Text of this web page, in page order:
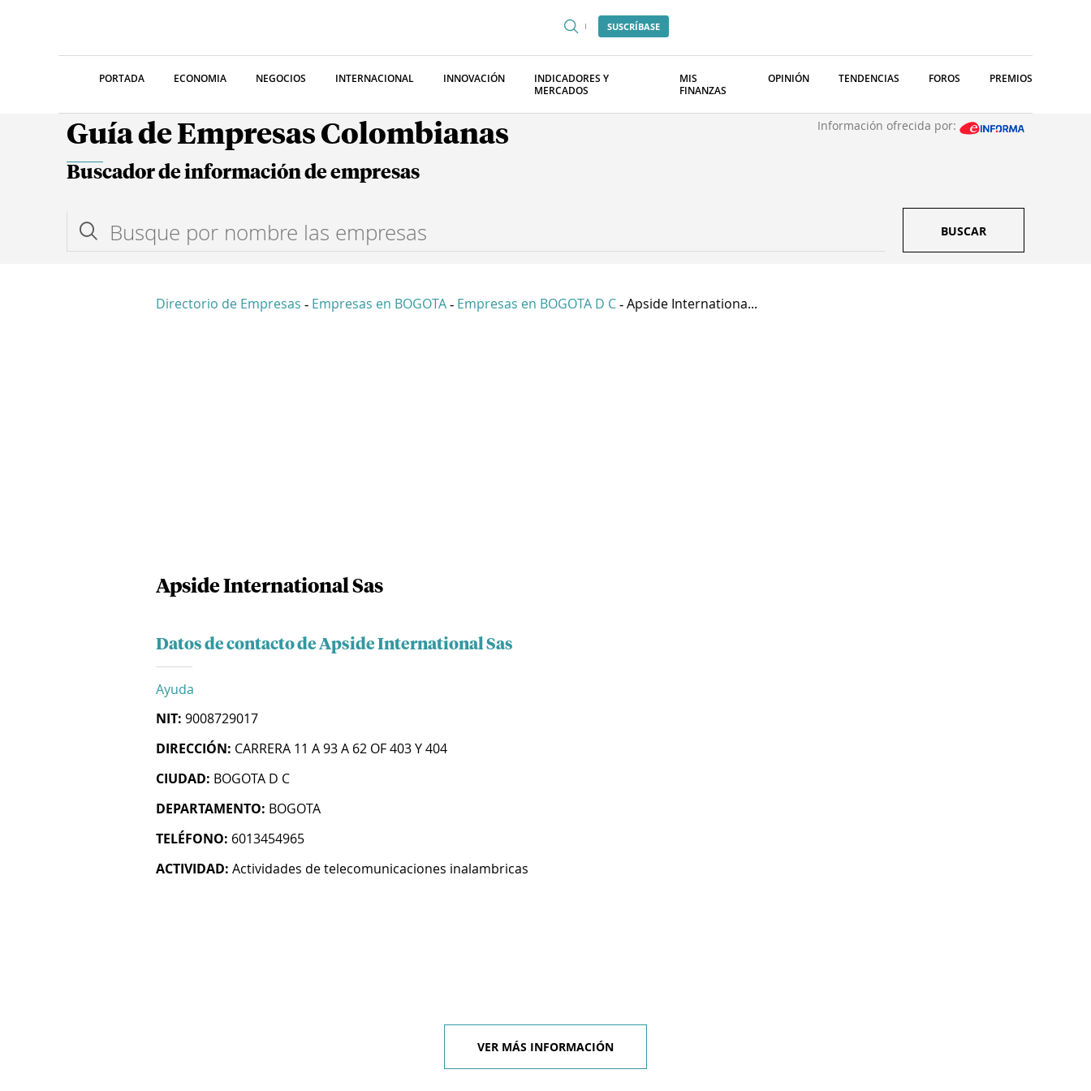
SUSCRÍBASE
PORTADA ECONOMIA NEGOCIOS INTERNACIONAL INNOVACIÓN
INDICADORES Y
MERCADOS
MIS
FINANZAS
OPINIÓN TENDENCIAS FOROS PREMIOS
Guía de Empresas Colombianas Información ofrecida por:
Buscador de información de empresas
BUSCAR
Directorio de Empresas - Empresas en BOGOTA - Empresas en BOGOTA D C - Apside Internationa...
Apside International Sas
Datos de contacto de Apside International Sas
Ayuda
NIT: 9008729017
DIRECCIÓN: CARRERA 11 A 93 A 62 OF 403 Y 404
CIUDAD: BOGOTA D C
DEPARTAMENTO: BOGOTA
TELÉFONO: 6013454965
ACTIVIDAD: Actividades de telecomunicaciones inalambricas
VER MÁS INFORMACIÓN